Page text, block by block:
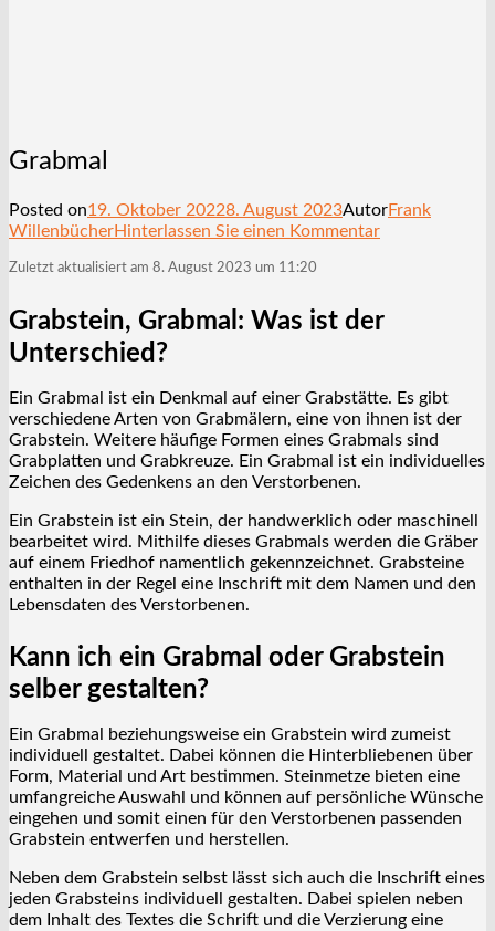
Grabmal
Posted on19. Oktober 20228. August 2023AutorFrank
WillenbücherHinterlassen Sie einen Kommentar
Zuletzt aktualisiert am 8. August 2023 um 11:20
Grabstein, Grabmal: Was ist der
Unterschied?
Ein Grabmal ist ein Denkmal auf einer Grabstätte. Es gibt
verschiedene Arten von Grabmälern, eine von ihnen ist der
Grabstein. Weitere häufige Formen eines Grabmals sind
Grabplatten und Grabkreuze. Ein Grabmal ist ein individuelles
Zeichen des Gedenkens an den Verstorbenen.
Ein Grabstein ist ein Stein, der handwerklich oder maschinell
bearbeitet wird. Mithilfe dieses Grabmals werden die Gräber
auf einem Friedhof namentlich gekennzeichnet. Grabsteine
enthalten in der Regel eine Inschrift mit dem Namen und den
Lebensdaten des Verstorbenen.
Kann ich ein Grabmal oder Grabstein
selber gestalten?
Ein Grabmal beziehungsweise ein Grabstein wird zumeist
individuell gestaltet. Dabei können die Hinterbliebenen über
Form, Material und Art bestimmen. Steinmetze bieten eine
umfangreiche Auswahl und können auf persönliche Wünsche
eingehen und somit einen für den Verstorbenen passenden
Grabstein entwerfen und herstellen.
Neben dem Grabstein selbst lässt sich auch die Inschrift eines
jeden Grabsteins individuell gestalten. Dabei spielen neben
dem Inhalt des Textes die Schrift und die Verzierung eine